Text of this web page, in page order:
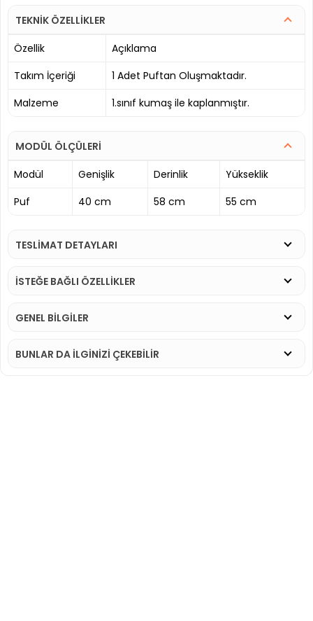
TEKNİK ÖZELLİKLER
Özellik
Açıklama
Takım İçeriği
1 Adet Puftan Oluşmaktadır.
Malzeme
1.sınıf kumaş ile kaplanmıştır.
MODÜL ÖLÇÜLERİ
Modül
Genişlik Derinlik
Yükseklik
Puf
40 cm 58 cm 55 cm
TESLİMAT DETAYLARI
İSTEĞE BAĞLI ÖZELLİKLER
GENEL BİLGİLER
BUNLAR DA İLGINIZI ÇEKEBILIR